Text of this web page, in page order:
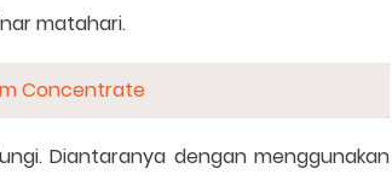
matahari.
Concentrate
Diantaranya dengan menggunakan